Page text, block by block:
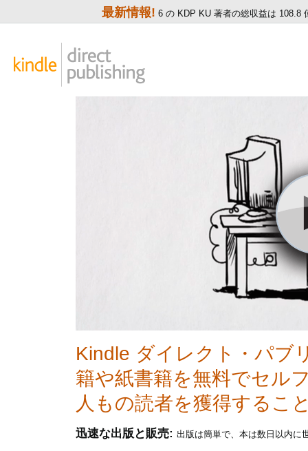
最新情報! 6 の KDP KU 著者の総収益は 108.8
Kindle ダイレクト・パブ
籍や紙書籍を無料でセル
人もの読者を獲得するこ
迅速な出版と販売: 出版は簡単で、本は数日以内に